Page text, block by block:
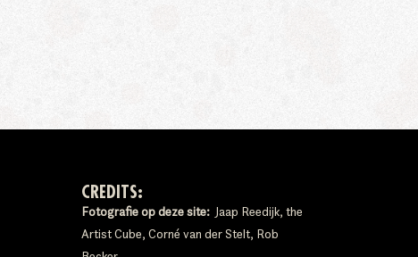
CREDITS:
Fotografie op deze site: Jaap Reedijk, the
Artist Cube, Corné van der Stelt, Rob